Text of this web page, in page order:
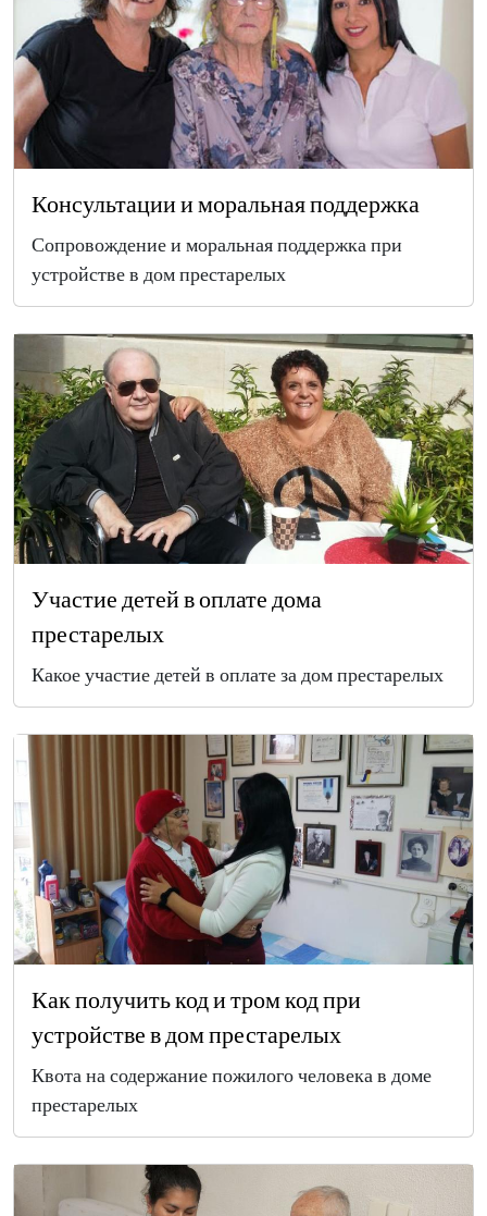
Консультации и моральная поддержка
Сопровождение и моральная поддержка при
устройстве в дом престарелых
Участие детей в оплате дома
престарелых
Какое участие детей в оплате за дом престарелых
Как получить код и тром код при
устройстве в дом престарелых
Квота на содержание пожилого человека в доме
престарелых